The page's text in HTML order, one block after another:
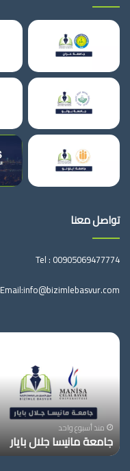
تواصل معنا
Tel : 00905069477774
Email:info@bizimlebasvur.com
جامعة
بايار
منذ أسبوع واحد
جامعة مانيسا جلال بايار